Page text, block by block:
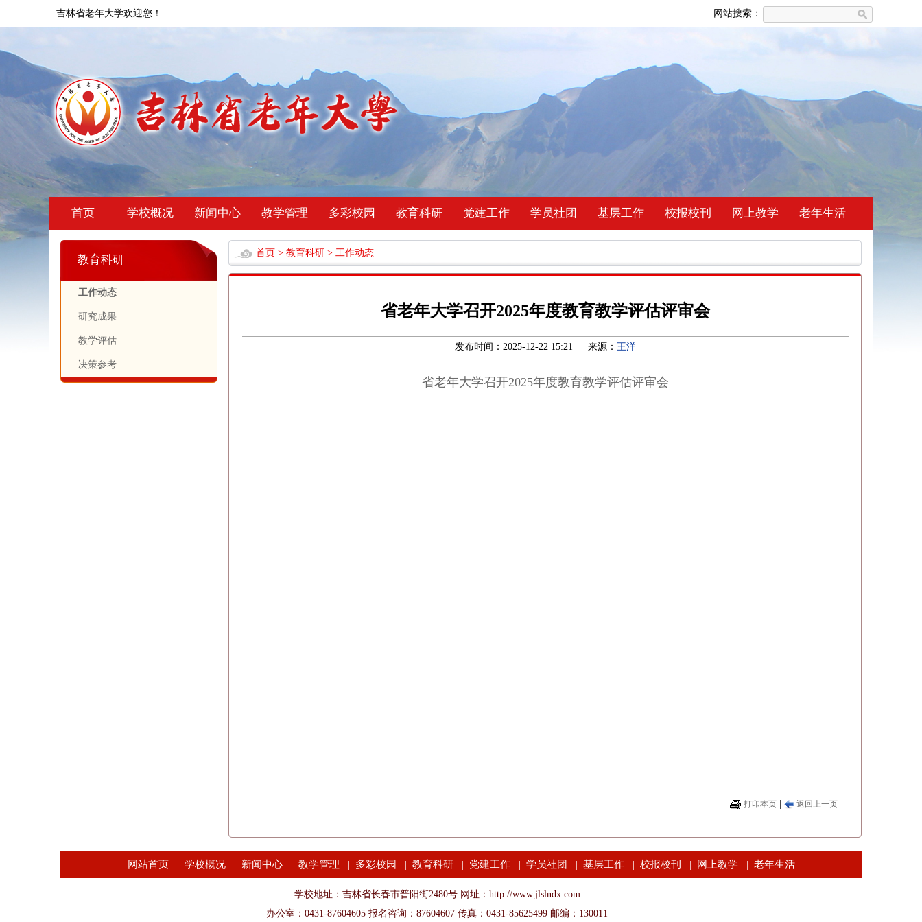
吉林省老年大学欢迎您！ 网站搜索：
首页 学校概况 新闻中心 教学管理 多彩校园 教育科研 党建工作 学员社团 基层工作 校报校刊 网上教学 老年生活
教育科研
工作动态
研究成果
教学评估
决策参考
首页 > 教育科研 > 工作动态
省老年大学召开2025年度教育教学评估评审会
发布时间：2025-12-22 15:21 来源： 王洋
省老年大学召开2025年度教育教学评估评审会
打印本页 返回上一页
网站首页 学校概况 新闻中心 教学管理 多彩校园 教育科研 党建工作 学员社团 基层工作 校报校刊 网上教学 老年生活
学校地址：吉林省长春市普阳街2480号 网址：http://www.jlslndx.com
办公室：0431-87604605 报名咨询：87604607 传真：0431-85625499 邮编：130011